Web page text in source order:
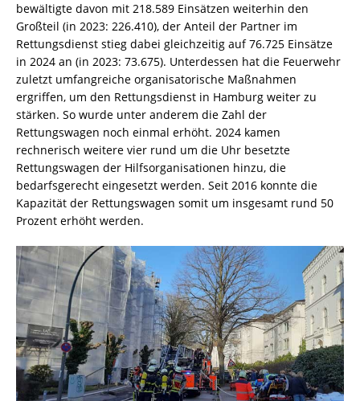
bewältigte davon mit 218.589 Einsätzen weiterhin den
Großteil (in 2023: 226.410), der Anteil der Partner im
Rettungsdienst stieg dabei gleichzeitig auf 76.725 Einsätze
in 2024 an (in 2023: 73.675). Unterdessen hat die Feuerwehr
zuletzt umfangreiche organisatorische Maßnahmen
ergriffen, um den Rettungsdienst in Hamburg weiter zu
stärken. So wurde unter anderem die Zahl der
Rettungswagen noch einmal erhöht. 2024 kamen
rechnerisch weitere vier rund um die Uhr besetzte
Rettungswagen der Hilfsorganisationen hinzu, die
bedarfsgerecht eingesetzt werden. Seit 2016 konnte die
Kapazität der Rettungswagen somit um insgesamt rund 50
Prozent erhöht werden.